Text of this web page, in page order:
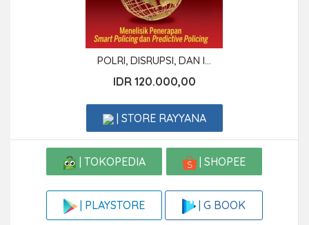
POLRI, DISRUPSI, DAN I...
IDR 120.000,00
| STORE RAYYANA
| TOKOPEDIA | SHOPEE
| PLAYSTORE | G BOOK